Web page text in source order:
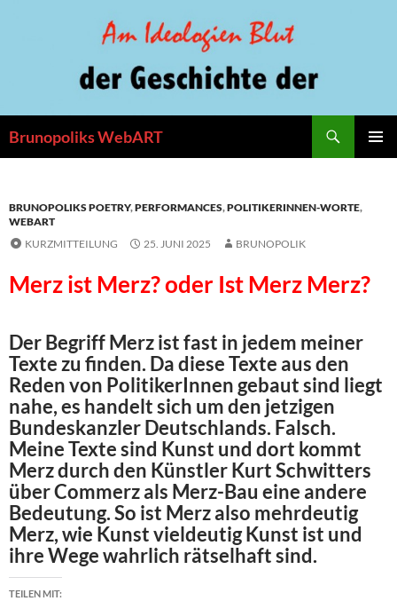
Brunopoliks WebART
BRUNOPOLIKS POETRY,PERFORMANCES,POLITIKERINNEN-WORTE,
WEBART
KURZMITTEILUNG
25. JUNI 2025 BRUNOPOLIK
Merz ist Merz? oder Ist Merz Merz?
Der Begriff Merz ist fast in jedem meiner
Texte zu finden. Da diese Texte aus den
Reden von PolitikerInnen gebaut sind liegt
nahe, es handelt sich um den jetzigen
Bundeskanzler Deutschlands. Falsch.
Meine Texte sind Kunst und dort kommt
Merz durch den Künstler Kurt Schwitters
über Commerz als Merz-Bau eine andere
Bedeutung. So ist Merz also mehrdeutig
Merz, wie Kunst vieldeutig Kunst ist und
ihre Wege wahrlich rätselhaft sind.
TEILEN MIT: